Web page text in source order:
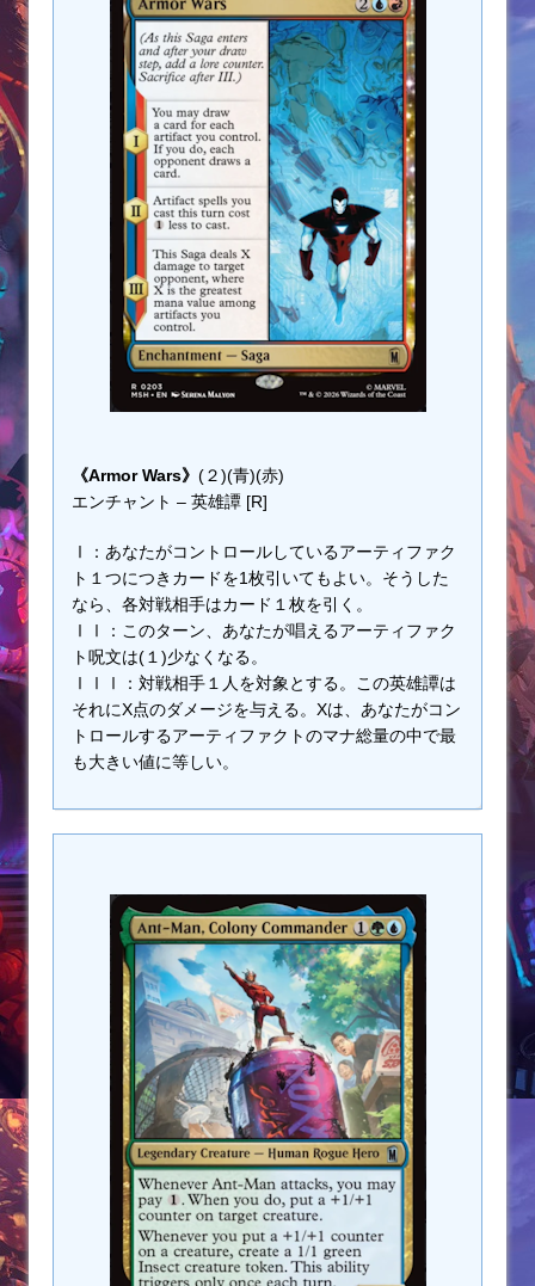
《Armor Wars》 (２)(青)(赤)
エンチャント – 英雄譚 [R]
Ⅰ：あなたがコントロールしているアーティファク
ト１つにつきカードを1枚引いてもよい。そうした
なら、各対戦相手はカード１枚を引く。
ⅠⅠ：このターン、あなたが唱えるアーティファク
ト呪文は(１)少なくなる。
ⅠⅠⅠ：対戦相手１人を対象とする。この英雄譚は
それにX点のダメージを与える。Xは、あなたがコン
トロールするアーティファクトのマナ総量の中で最
も大きい値に等しい。